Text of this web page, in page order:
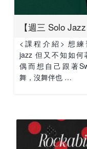
【週三 Solo
<課程介紹> 想練
jazz 但又不知如何
偶而想自己跟著
舞，沒舞伴也 …